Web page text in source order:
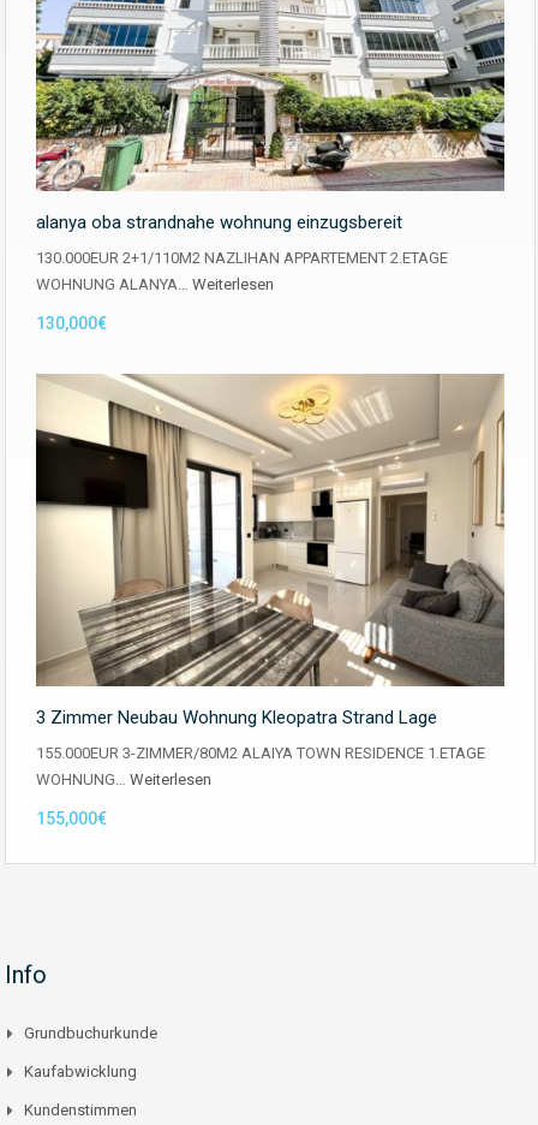
alanya oba strandnahe wohnung einzugsbereit
130.000EUR 2+1/110M2 NAZLIHAN APPARTEMENT 2.ETAGE
WOHNUNG ALANYA… Weiterlesen
130,000€
3 Zimmer Neubau Wohnung Kleopatra Strand Lage
155.000EUR 3-ZIMMER/80M2 ALAIYA TOWN RESIDENCE 1.ETAGE
WOHNUNG… Weiterlesen
155,000€
Info
Grundbuchurkunde
Kaufabwicklung
Kundenstimmen